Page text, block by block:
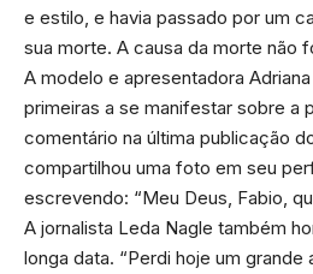
e estilo, e havia passado por um
sua morte. A causa da morte não
A modelo e apresentadora
primeiras a se manifestar sobre a
comentário na última publicação
compartilhou uma foto em seu
escrevendo: “Meu Deus, Fabio,
A jornalista Leda Nagle também
longa data. “Perdi hoje um